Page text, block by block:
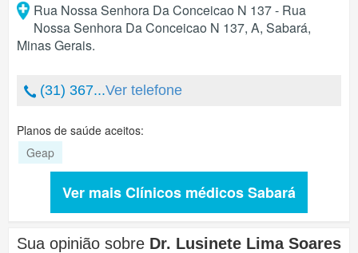
Rua Nossa Senhora Da Conceicao N 137 - Rua
Nossa Senhora Da Conceicao N 137, A, Sabará,
Minas Gerais.
(31) 367...Ver telefone
Planos de saúde aceitos:
Geap
Ver mais Clínicos médicos Sabará
Sua opinião sobre Dr. Lusinete Lima Soares